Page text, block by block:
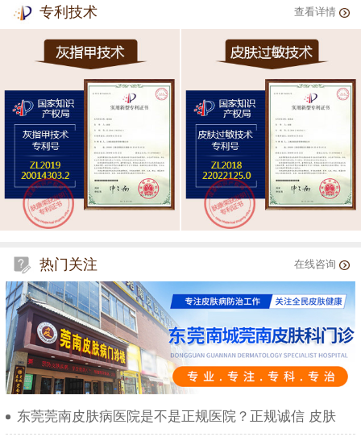
专利技术 查看详情
热门关注 在线咨询
东莞莞南皮肤病医院是不是正规医院？正规诚信 皮肤